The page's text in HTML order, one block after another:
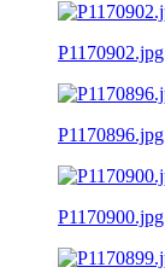
P1170902.jpg
P1170896.jpg
P1170900.jpg